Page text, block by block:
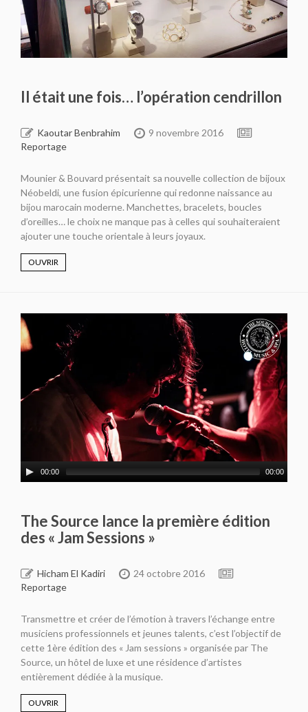
Il était une fois… l’opération cendrillon
Kaoutar Benbrahim
9 novembre 2016
Reportage
Mounier & Bouvard présentait sa nouvelle collection de bijoux
Néobeldi, une fusion épicurienne qui redonne naissance au
bijou marocain moderne. Manchettes, bracelets, boucles
d’oreilles… le choix ne manque pas à celles qui souhaiteraient
ajouter une touche orientale à leurs joyaux.
OUVRIR
00:00 00:00
The Source lance la première édition
des « Jam Sessions »
Hicham El Kadiri
24 octobre 2016
Reportage
Transmettre et créer de l’émotion à travers l’échange entre
musiciens professionnels et jeunes talents, c’est l’objectif de
cette 1ère édition des « Jam sessions » organisée par The
Source, un hôtel de luxe et une résidence d’artistes
entièrement dédiée à la musique.
OUVRIR